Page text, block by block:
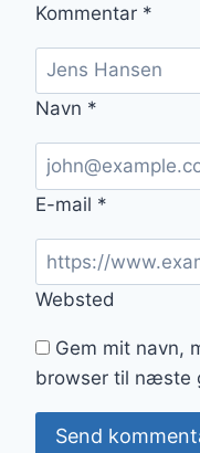
Kommentar *
Navn *
E-mail *
Websted
Gem mit navn,
browser til næste